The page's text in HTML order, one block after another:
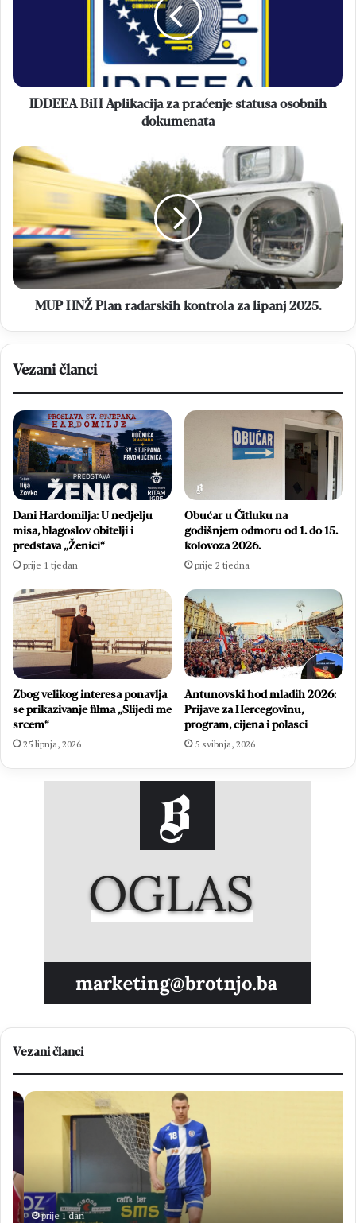
IDDEEA BiH Aplikacija za praćenje statusa osobnih
dokumenata
MUP
HNŽ
radarskih
kontrola
za
lipanj
2025.
MUP HNŽ Plan radarskih kontrola za lipanj 2025.
Vezani članci
Dani Hardomilja: U nedjelju
misa, blagoslov obitelji i
predstava „Ženici“
prije 1 tjedan
Obućar u Čitluku na
godišnjem odmoru od 1. do 15.
kolovoza 2026.
prije 2 tjedna
Zbog velikog interesa ponavlja
se prikazivanje filma „Slijedi me
srcem“
25 lipnja, 2026
Antunovski hod mladih 2026:
Prijave za Hercegovinu,
program, cijena i polasci
5 svibnja, 2026
Vezani članci
Veliki
Zvonimir
Ćavar
ponovno
prije 1 dan